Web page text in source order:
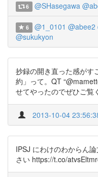
6 @SHasegawa
6 @1_0101 @abee2
@sukukyon
抄録の開き直った感がす
約」って。QT
せてやったのでぜひご覧
2013-10-04
IPSJ にわけのわからん
さい https://t.co/